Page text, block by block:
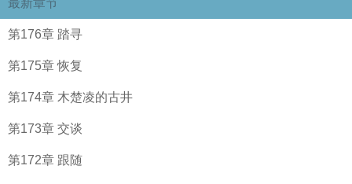
最新章节
第176章 踏寻
第175章 恢复
第174章 木楚凌的古井
第173章 交谈
第172章 跟随